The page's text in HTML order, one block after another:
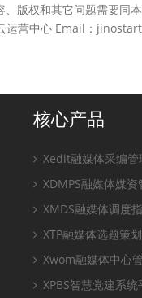
版权和其它问题需要同本
营中心 Email：
核心产品
Xedit融媒体采编管
XDMPS融媒体媒
XMDS融媒体调度
XTP融媒体选题策
Xwom融媒体中心
XPBS智慧党建系统